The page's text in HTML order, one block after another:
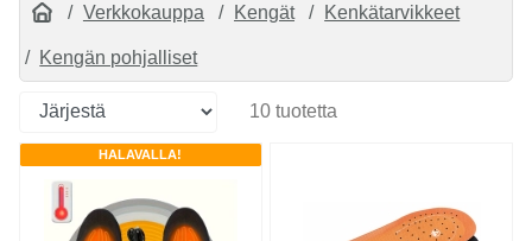
Verkkokauppa Kengät Kenkätarvikkeet
Kengän pohjalliset
10 tuotetta
HALAVALLA!